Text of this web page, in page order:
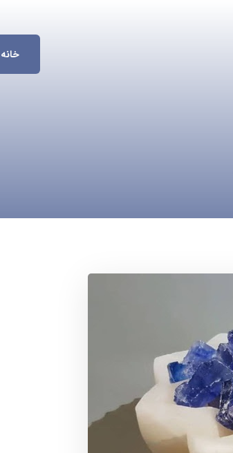
خانه